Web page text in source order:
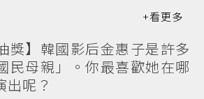
獎】韓國影后金惠子是許多
民母親」。你最喜歡她在哪
出呢？